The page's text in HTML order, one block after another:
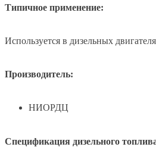
Типичное применение:
Используется в дизельных
Производитель:
НИОРДЦ
Спецификация дизельного